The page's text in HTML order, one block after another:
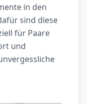
in den
sind diese
für Paare
und